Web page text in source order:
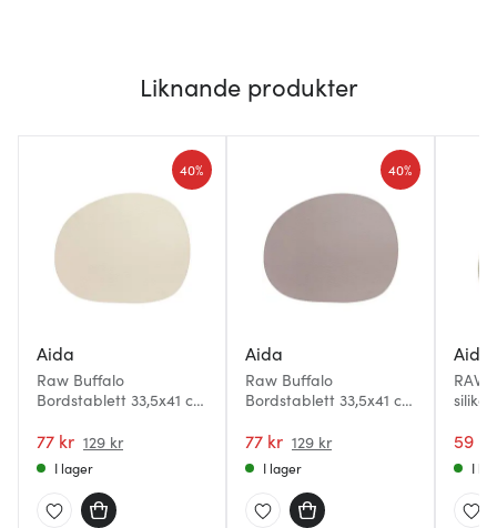
Liknande produkter
Aida
Raw Buffalo
Bordstablett 33,5x41 cm
77 kr 129 kr
40%
I lager
Aida
Raw Buffalo
Bordstablett 33,5x41 cm
77 kr 129 kr
40%
I lager
Aida
59 kr
I